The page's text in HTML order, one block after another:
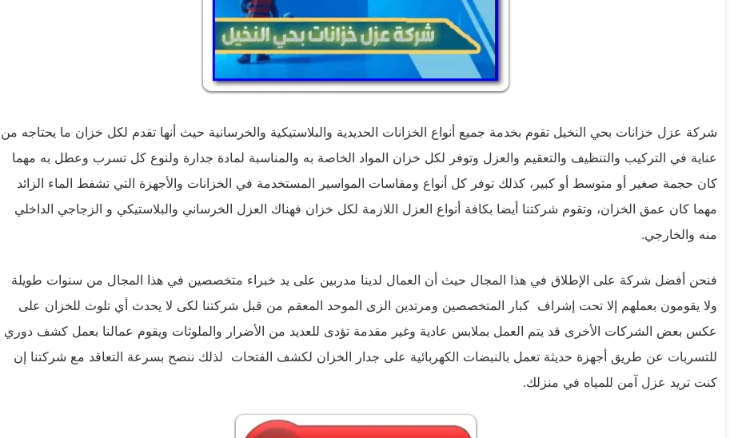
شركة عزل خزانات بحي النخيل تقوم بخدمة جميع أنواع الخزانات الحديدية والبلاستيكية والخرسانية حيث أنها تقدم لكل خزان ما يحتاجه من
عناية في التركيب والتنظيف والتعقيم والعزل وتوفر لكل خزان المواد الخاصة به والمناسبة لمادة جدارة ولنوع كل تسرب وعطل به مهما
كان حجمة صغير أو متوسط أو كبير، كذلك توفر كل أنواع ومقاسات المواسير المستخدمة في الخزانات والأجهزة التي تشفط الماء الزائد
مهما كان عمق الخزان، وتقوم شركتنا أيضا بكافة أنواع العزل اللازمة لكل خزان فهناك العزل الخرساني والبلاستيكي و الزجاجي الداخلي
منه والخارجي.
فنحن أفضل شركة على الإطلاق في هذا المجال حيث أن العمال لدينا مدربين على يد خبراء متخصصين في هذا المجال من سنوات طويلة
ولا يقومون بعملهم إلا تحت إشراف كبار المتخصصين ومرتدين الزى الموحد المعقم من قبل شركتنا لكى لا يحدث أي تلوث للخزان على
عكس بعض الشركات الأخرى قد يتم العمل بملابس عادية وغير مقدمة تؤدى للعديد من الأضرار والملوثات ويقوم عمالنا بعمل كشف دوري
للتسربات عن طريق أجهزة حديثة تعمل بالنبضات الكهربائية على جدار الخزان لكشف الفتحات لذلك ننصح بسرعة التعاقد مع شركتنا إن
كنت تريد عزل آمن للمياه في منزلك.